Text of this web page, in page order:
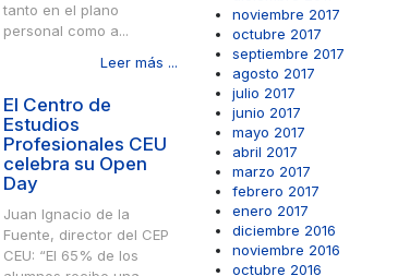
tanto en el plano
personal como a...
Leer más ...
El Centro de
Estudios
Profesionales CEU
celebra su Open
Day
Juan Ignacio de la
Fuente, director del CEP
CEU: “El 65% de los
noviembre 2017
octubre 2017
septiembre 2017
agosto 2017
julio 2017
junio 2017
mayo 2017
abril 2017
marzo 2017
febrero 2017
enero 2017
diciembre 2016
noviembre 2016
octubre 2016